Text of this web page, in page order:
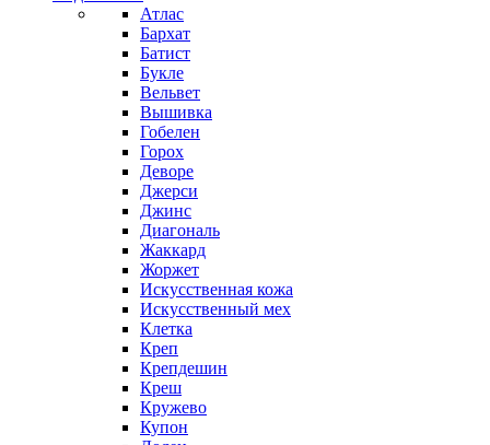
Атлас
Бархат
Батист
Букле
Вельвет
Вышивка
Гобелен
Горох
Деворе
Джерси
Джинс
Диагональ
Жаккард
Жоржет
Искусственная кожа
Искусственный мех
Клетка
Креп
Крепдешин
Креш
Кружево
Купон